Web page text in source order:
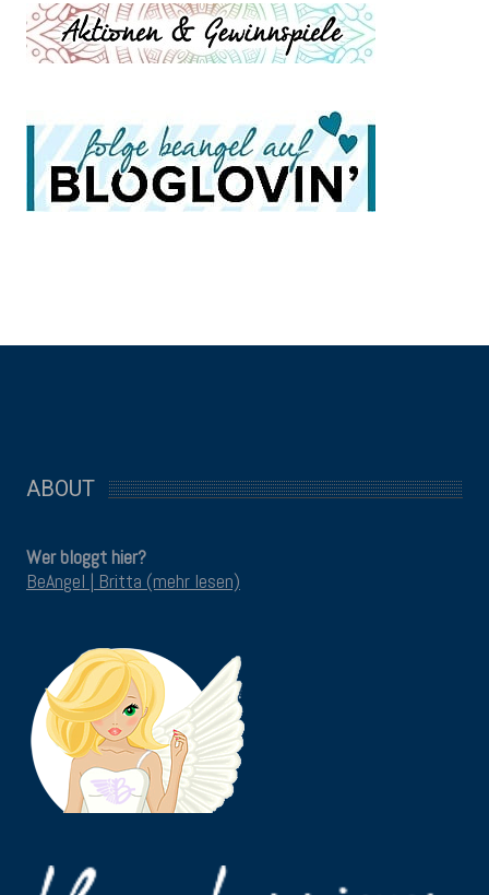
ABOUT
Wer bloggt hier?
BeAngel | Britta (mehr lesen)